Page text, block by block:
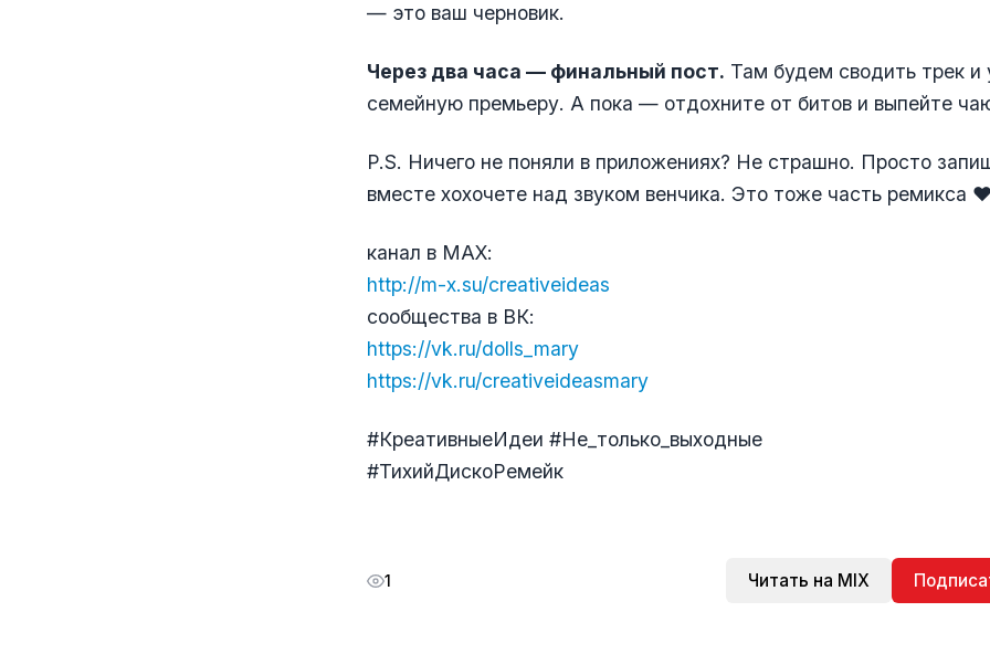
— это ваш черновик.
Через два часа — финальный пост. Там будем сводить трек и
семейную премьеру. А пока — отдохните от битов и выпейте
P.S. Ничего не поняли в приложениях? Не страшно. Просто
вместе хохочете над звуком венчика. Это тоже часть ремикса
канал в МАХ:
http://m-x.su/creativeideas
сообщества в ВК:
https://vk.ru/dolls_mary
https://vk.ru/creativeideasmary
#КреативныеИдеи #Не_только_выходные
#ТихийДискоРемейк
1 Читать на MIX